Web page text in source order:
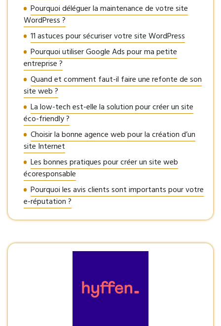
Pourquoi déléguer la maintenance de votre site
WordPress ?
11 astuces pour sécuriser votre site WordPress
Pourquoi utiliser Google Ads pour ma petite
entreprise ?
Quand et comment faut-il faire une refonte de son
site web ?
La low-tech est-elle la solution pour créer un site
éco-friendly ?
Choisir la bonne agence web pour la création d’un
site Internet
Les bonnes pratiques pour créer un site web
écoresponsable
Pourquoi les avis clients sont importants pour votre
e-réputation ?